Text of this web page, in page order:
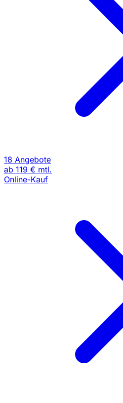
18 Angebote
ab 119 € mtl.
Online-Kauf